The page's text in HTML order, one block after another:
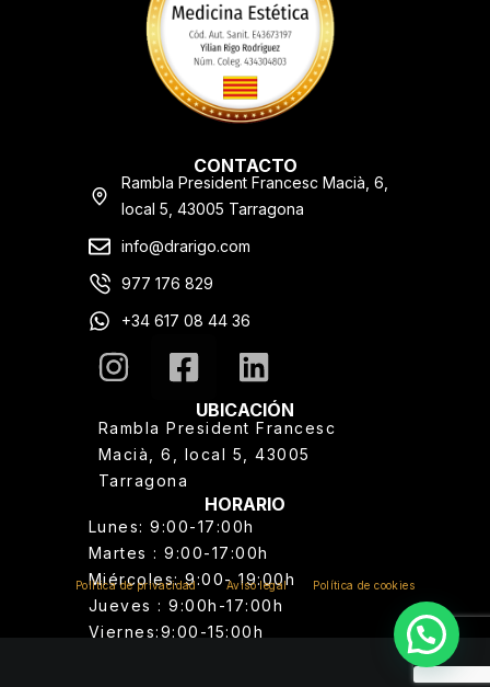
CONTACTO
Rambla President Francesc Macià, 6,
local 5, 43005 Tarragona
info@drarigo.com
977 176 829
+34 617 08 44 36
UBICACIÓN
Rambla President Francesc
Macià, 6, local 5, 43005
Tarragona
HORARIO
Lunes: 9:00-17:00h
Martes : 9:00-17:00h
Miércoles: 9:00- 19:00h
Jueves : 9:00h-17:00h
Viernes:9:00-15:00h
Política de privacidad Aviso legal Política de cookies
¡Pregúntanos lo que quieras!